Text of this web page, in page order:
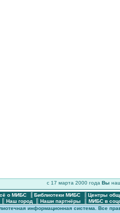
c 17 марта 2000 годаВы
о МИБС Библиотеки МИБС
Центры
Наш город Наши партнёры
МИБС в
информационная система. Все